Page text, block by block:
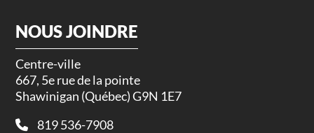
NOUS JOINDRE
Centre-ville
667, 5e rue de la pointe
Shawinigan (Québec) G9N 1E7
819 536-7908